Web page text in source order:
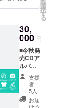
ン）カ
し/S～
XXLま
でお選
び頂け
ます。
を
選
択
す
る
30,
000 円
■今秋発
売CDア
ルバム■
ランダ
ムピン
チェキ
（サイ
ン入
支援
者：
5人
お届